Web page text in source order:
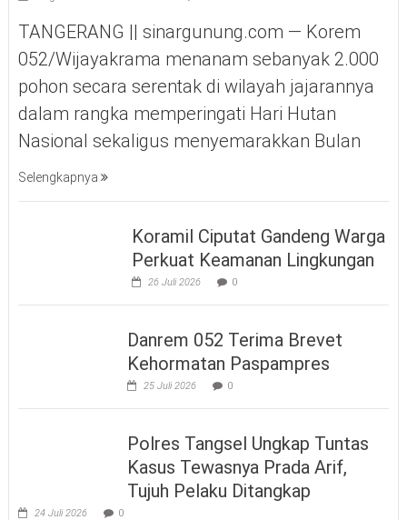
TANGERANG || sinargunung.com — Korem
052/Wijayakrama menanam sebanyak 2.000
pohon secara serentak di wilayah jajarannya
dalam rangka memperingati Hari Hutan
Nasional sekaligus menyemarakkan Bulan
Selengkapnya
Koramil Ciputat Gandeng Warga
Perkuat Keamanan Lingkungan
26 Juli 2026 0
Danrem 052 Terima Brevet
Kehormatan Paspampres
25 Juli 2026 0
Polres Tangsel Ungkap Tuntas
Kasus Tewasnya Prada Arif,
Tujuh Pelaku Ditangkap
24 Juli 2026 0